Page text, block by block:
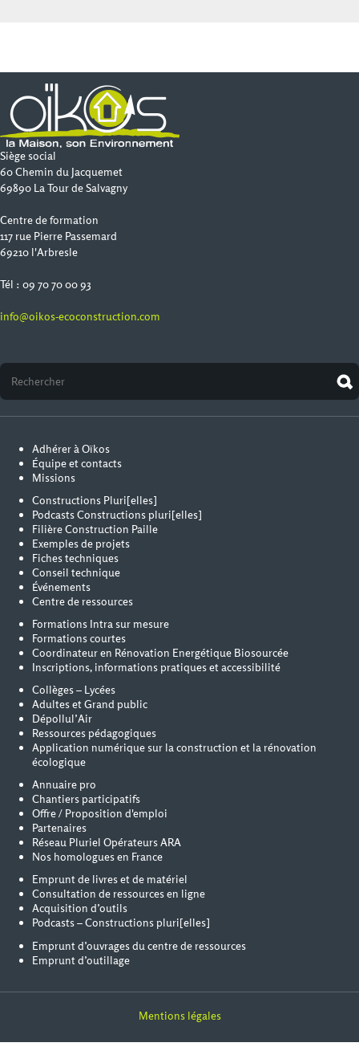
Siège social
60 Chemin du Jacquemet
69890 La Tour de Salvagny
Centre de formation
117 rue Pierre Passemard
69210 l'Arbresle
Tél : 09 70 70 00 93
info@oikos-ecoconstruction.com
Adhérer à Oïkos
Équipe et contacts
Missions
Constructions Pluri[elles]
Podcasts Constructions pluri[elles]
Filière Construction Paille
Exemples de projets
Fiches techniques
Conseil technique
Événements
Centre de ressources
Formations Intra sur mesure
Formations courtes
Coordinateur en Rénovation Energétique Biosourcée
Inscriptions, informations pratiques et accessibilité
Collèges – Lycées
Adultes et Grand public
Dépollul’Air
Ressources pédagogiques
Application numérique sur la construction et la rénovation
écologique
Annuaire pro
Chantiers participatifs
Offre / Proposition d'emploi
Partenaires
Réseau Pluriel Opérateurs ARA
Nos homologues en France
Emprunt de livres et de matériel
Consultation de ressources en ligne
Acquisition d’outils
Podcasts – Constructions pluri[elles]
Emprunt d’ouvrages du centre de ressources
Emprunt d’outillage
Mentions légales